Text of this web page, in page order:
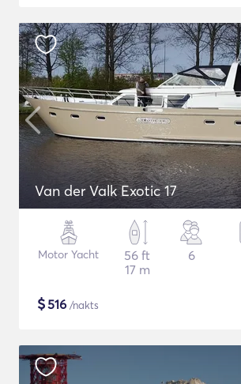
Van der Valk Exotic 17
Motor Yacht
56 ft
17 m
6
$516 /nakts